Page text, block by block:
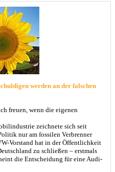
werden an der falschen
freuen, wenn die eigenen
zeichnete sich seit
nur am fossilen Verbrenner
Vorstand hat in der Öffentlichkeit
zu schließen – erstmals
die Entscheidung für eine Audi-